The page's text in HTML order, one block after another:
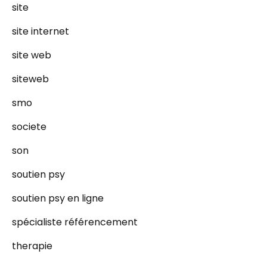
site
site internet
site web
siteweb
smo
societe
son
soutien psy
soutien psy en ligne
spécialiste référencement
therapie